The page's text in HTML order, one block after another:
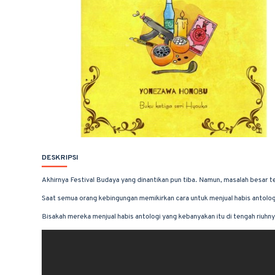
DESKRIPSI
Akhirnya Festival Budaya yang dinantikan pun tiba. Namun, masalah
Saat semua orang kebingungan memikirkan cara untuk menjual habis
Bisakah mereka menjual habis antologi yang kebanyakan itu di tengah